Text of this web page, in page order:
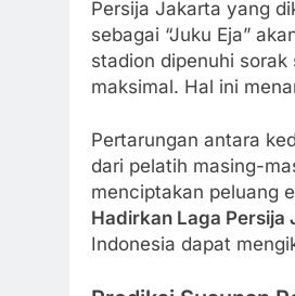
Persija Jakarta yang
sebagai “Juku Eja”
stadion dipenuhi
maksimal. Hal ini
Pertarungan antara
dari pelatih masing-
menciptakan peluang
Hadirkan Laga Persija
Indonesia dapat